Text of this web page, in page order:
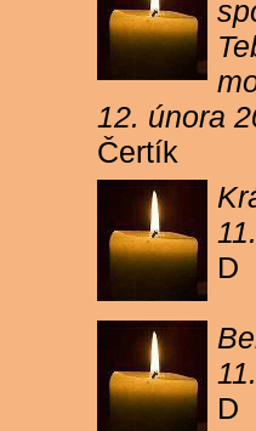
12. února
Čertík
D
D